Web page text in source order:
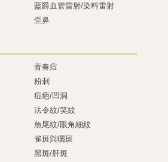
藍爵血管雷射/染料雷射
歪鼻
青春痘
粉刺
痘疤/凹洞
法令紋/笑紋
魚尾紋/眼角細紋
雀斑與曬斑
黑斑/肝斑